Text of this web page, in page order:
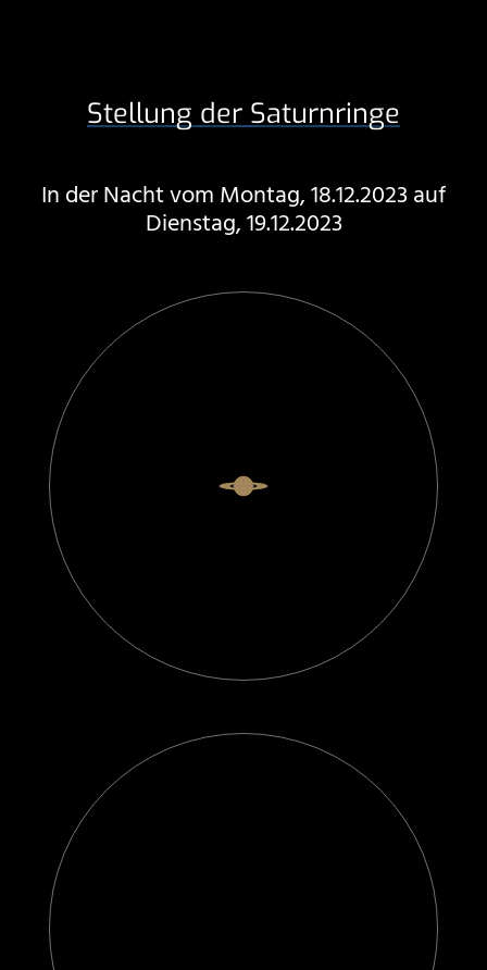
Stellung der Saturnringe
In der Nacht vom Montag, 18.12.2023 auf
Dienstag, 19.12.2023